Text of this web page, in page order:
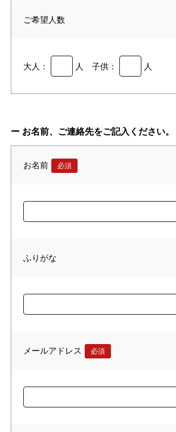
ご希望人数
大人： 人 子供： 人
ー お名前、ご連絡先をご記入ください。
お名前 必須
ふりがな
メールアドレス 必須